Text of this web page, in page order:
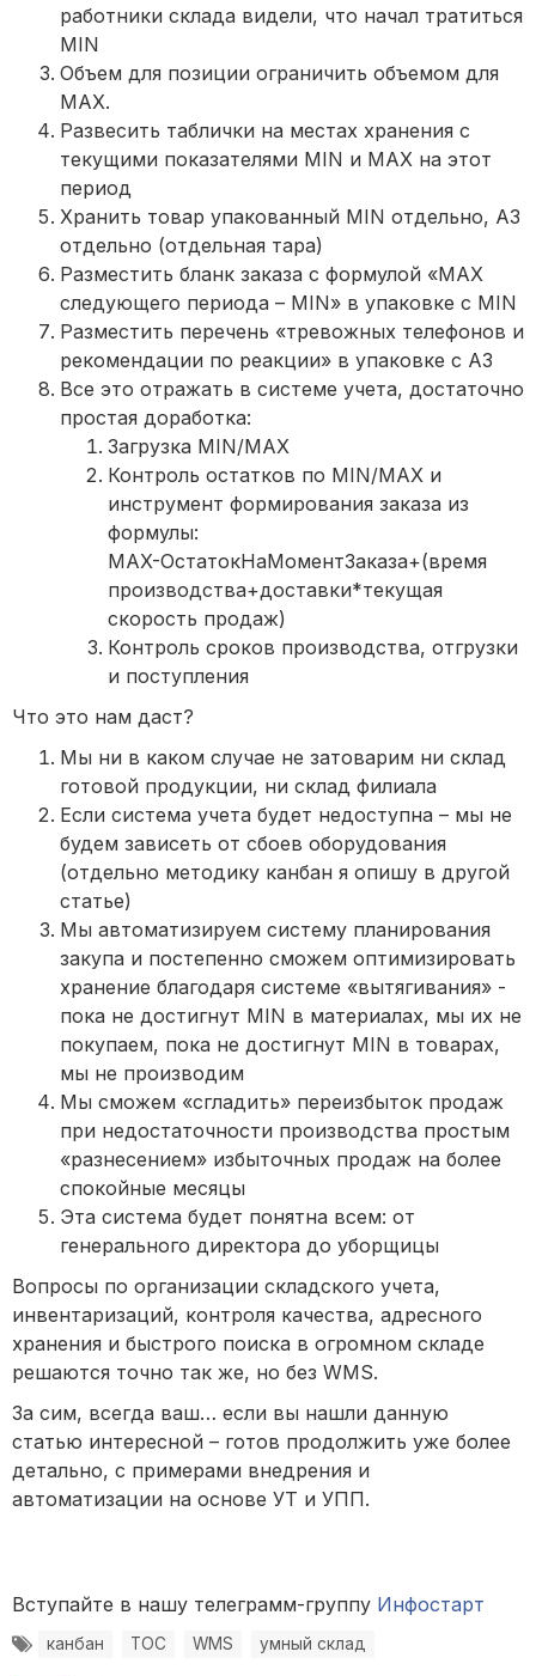
работники склада видели, что начал тратиться
MIN
Объем для позиции ограничить объемом для
MAX.
Развесить таблички на местах хранения с
текущими показателями MIN и MAX на этот
период
Хранить товар упакованный MIN отдельно, АЗ
отдельно (отдельная тара)
Разместить бланк заказа с формулой «MAX
следующего периода – MIN» в упаковке с MIN
Разместить перечень «тревожных телефонов и
рекомендации по реакции» в упаковке с АЗ
Все это отражать в системе учета, достаточно
простая доработка:
Загрузка MIN/MAX
Контроль остатков по MIN/MAX и
инструмент формирования заказа из
формулы:
MAX-ОстатокНаМоментЗаказа+(время
производства+доставки*текущая
скорость продаж)
Контроль сроков производства, отгрузки
и поступления
Что это нам даст?
Мы ни в каком случае не затоварим ни склад
готовой продукции, ни склад филиала
Если система учета будет недоступна – мы не
будем зависеть от сбоев оборудования
(отдельно методику канбан я опишу в другой
статье)
Мы автоматизируем систему планирования
закупа и постепенно сможем оптимизировать
хранение благодаря системе «вытягивания» -
пока не достигнут MIN в материалах, мы их не
покупаем, пока не достигнут MIN в товарах,
мы не производим
Мы сможем «сгладить» переизбыток продаж
при недостаточности производства простым
«разнесением» избыточных продаж на более
спокойные месяцы
Эта система будет понятна всем: от
генерального директора до уборщицы
Вопросы по организации складского учета,
инвентаризаций, контроля качества, адресного
хранения и быстрого поиска в огромном складе
решаются точно так же, но без WMS.
За сим, всегда ваш… если вы нашли данную
статью интересной – готов продолжить уже более
детально, с примерами внедрения и
автоматизации на основе УТ и УПП.
Вступайте в нашу телеграмм-группу Инфостарт
канбан ТОС WMS умный склад